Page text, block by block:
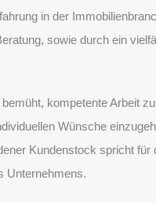
in der
sowie durch ein
kompetente Arbeit
Wünsche
Kundenstock spricht für
Unternehmens.